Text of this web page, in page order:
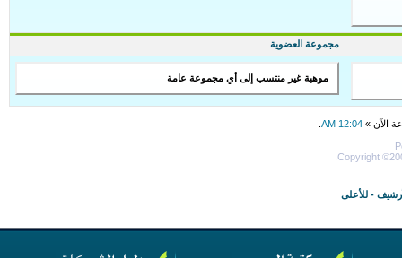
مجموعة العضوية
موهبة غير منتسب إلى أي مجموعة عامة
الآن » 12:04 AM
Copyright
- للأعلى